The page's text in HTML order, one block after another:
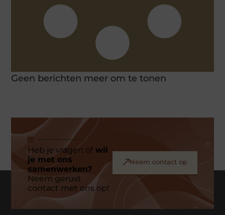
Geen berichten meer om te tonen
Heb je vragen ofwil
je met ons
samenwerken?
Neem gerust
contact met ons op!
Neem contact op